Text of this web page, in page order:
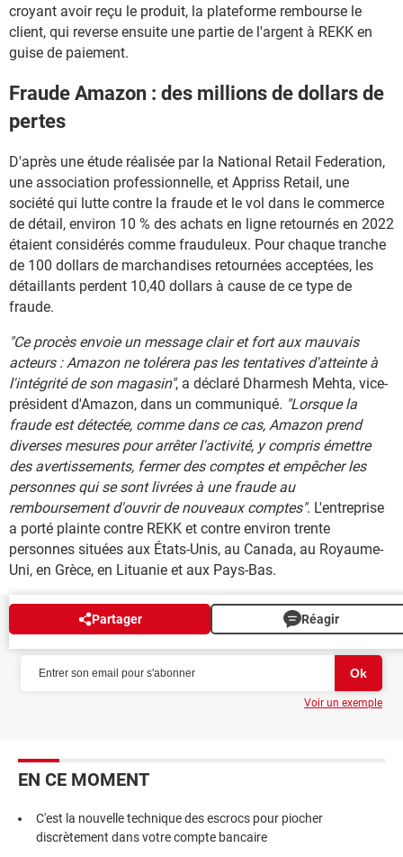
croyant avoir reçu le produit, la plateforme rembourse le
client, qui reverse ensuite une partie de l'argent à REKK en
guise de paiement.
Fraude Amazon : des millions de dollars de
pertes
D'après une étude réalisée par la National Retail Federation,
une association professionnelle, et Appriss Retail, une
société qui lutte contre la fraude et le vol dans le commerce
de détail, environ 10 % des achats en ligne retournés en 2022
étaient considérés comme frauduleux. Pour chaque tranche
de 100 dollars de marchandises retournées acceptées, les
détaillants perdent 10,40 dollars à cause de ce type de
fraude.
"Ce procès envoie un message clair et fort aux mauvais
acteurs : Amazon ne tolérera pas les tentatives d'atteinte à
l'intégrité de son magasin", a déclaré Dharmesh Mehta, vice-
président d'Amazon, dans un communiqué. "Lorsque la
fraude est détectée, comme dans ce cas, Amazon prend
diverses mesures pour arrêter l'activité, y compris émettre
des avertissements, fermer des comptes et empêcher les
personnes qui se sont livrées à une fraude au
remboursement d'ouvrir de nouveaux comptes". L'entreprise
a porté plainte contre REKK et contre environ trente
personnes situées aux États-Unis, au Canada, au Royaume-
Uni, en Grèce, en Lituanie et aux Pays-Bas.
Partager Réagir
NEWSLETTER
Voir un exemple
EN CE MOMENT
C'est la nouvelle technique des escrocs pour piocher
discrètement dans votre compte bancaire